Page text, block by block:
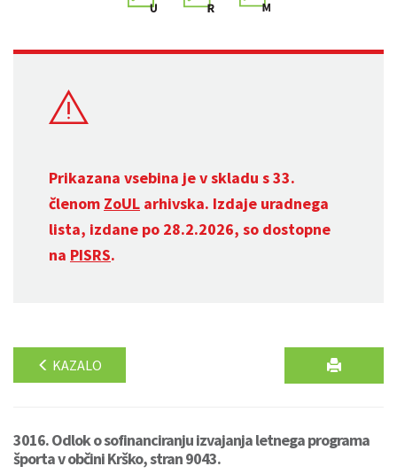
Prikazana vsebina je v skladu s 33.
členom ZoUL arhivska. Izdaje uradnega
lista, izdane po 28.2.2026, so dostopne
na PISRS.
KAZALO
3016. Odlok o sofinanciranju izvajanja letnega programa
športa v občini Krško, stran 9043.